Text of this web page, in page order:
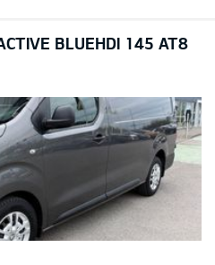
BLUEHDI 145 AT8